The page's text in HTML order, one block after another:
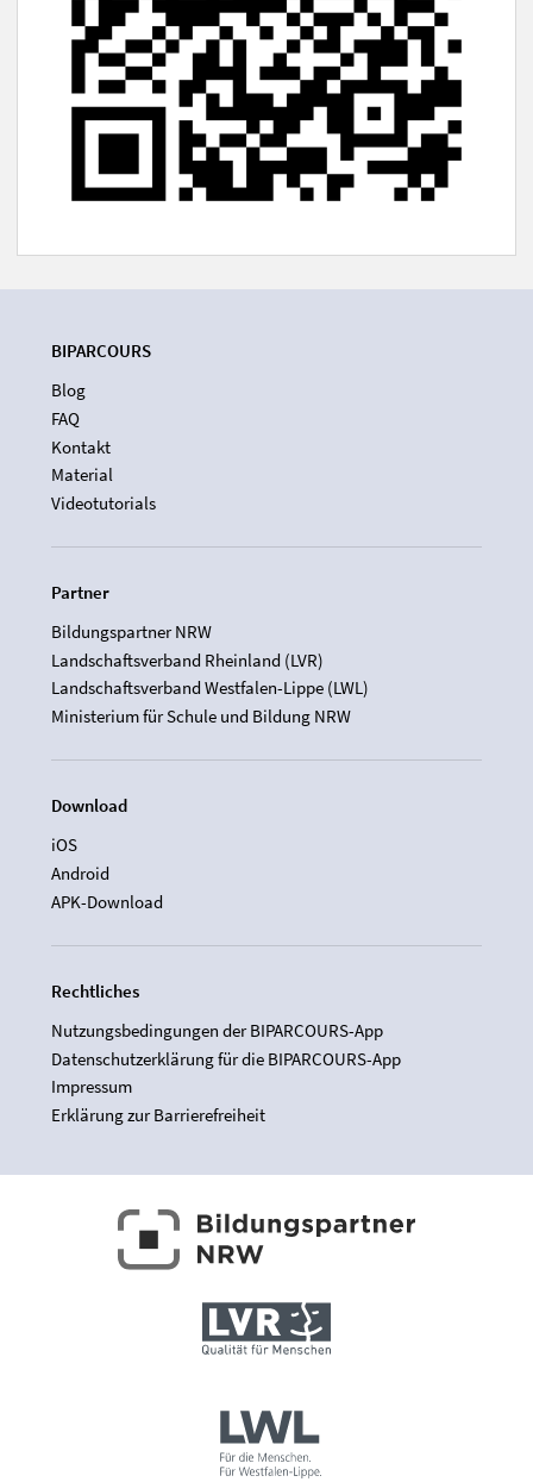
BIPARCOURS
Blog
FAQ
Kontakt
Material
Videotutorials
Partner
Bildungspartner NRW
Landschaftsverband Rheinland (LVR)
Landschaftsverband Westfalen-Lippe (LWL)
Ministerium für Schule und Bildung NRW
Download
iOS
Android
APK-Download
Rechtliches
Nutzungsbedingungen der BIPARCOURS-App
Datenschutzerklärung für die BIPARCOURS-App
Impressum
Erklärung zur Barrierefreiheit